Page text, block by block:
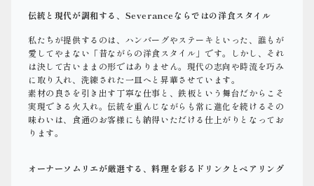
伝統と現代が調和する、Severanceならではの洋食スタイル
私たちが提供するのは、ハンバーグやステーキといった、誰もが
愛してやまない「昔ながらの洋食スタイル」です。しかし、それ
は決して古いままの形ではありません。現代の志向や時流を巧み
に取り入れ、洗練された一皿へと昇華させています。
素材の良さを引き出す丁寧な仕事と、鉄板という舞台だからこそ
実現できる火入れ。伝統を重んじながらも常に進化を続けるその
味わいは、食通のお客様にも納得いただける仕上がりとなってお
ります。
オーナーソムリエが厳選する、料理を彩るドリンクとペアリング